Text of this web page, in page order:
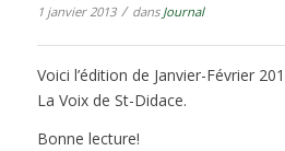
1 janvier 2013 / dans Journal
Voici l’édition de Janvier-Février
La Voix de St-Didace.
Bonne lecture!